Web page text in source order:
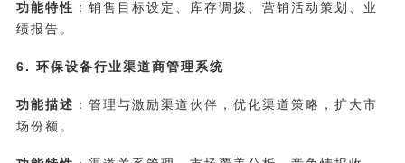
功能特性 ：销售目标设定、库存调拨、营销活动策划、业
绩报告。
6. 环保设备行业渠道商管理系统
功能描述 ：管理与激励渠道伙伴，优化渠道策略，扩大市
场份额。